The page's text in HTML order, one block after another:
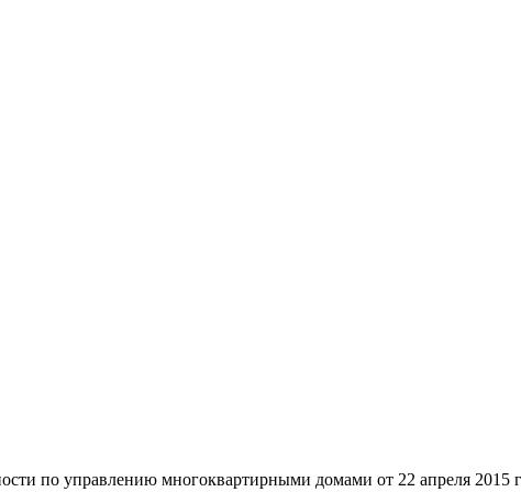
по управлению многоквартирными домами от 22 апреля 2015